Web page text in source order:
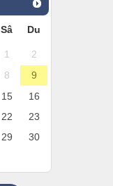
Sâ Du
1
2
8
9
15
16
22
23
29
30